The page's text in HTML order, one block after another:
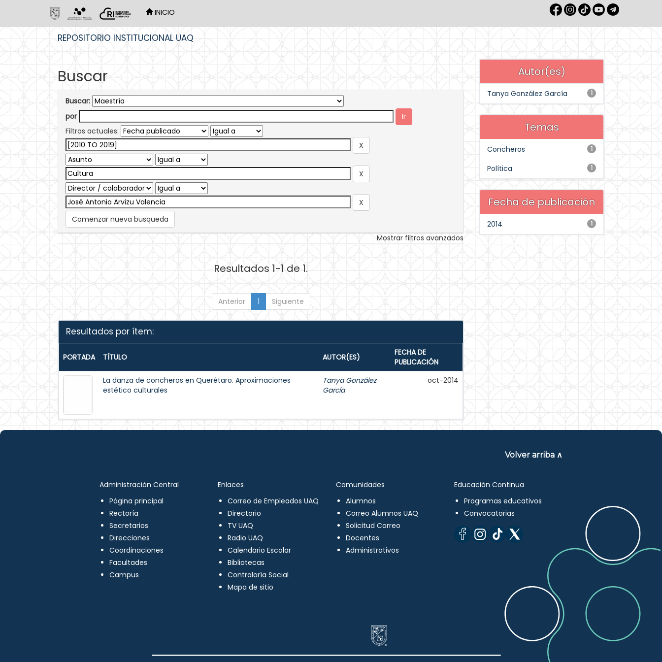
INICIO
REPOSITORIO INSTITUCIONAL UAQ
Buscar
Buscar:
por
Filtros actuales:
Comenzar nueva busqueda
Mostrar filtros avanzados
Resultados 1-1 de 1.
Anterior 1 Siguiente
Resultados por ítem:
PORTADA TÍTULO AUTOR(ES)
FECHA DE
PUBLICACIÓN
La danza de concheros en Querétaro. Aproximaciones
estético culturales
Tanya González
García
oct-2014
Autor(es)
1
Tanya González García
Temas
1
Concheros
1
Política
Fecha de publicación
1
2014
Volver arriba ∧
Administración Central
Página principal
Rectoría
Secretarios
Direcciones
Coordinaciones
Facultades
Campus
Enlaces
Correo de Empleados UAQ
Directorio
TV UAQ
Radio UAQ
Calendario Escolar
Bibliotecas
Contraloría Social
Mapa de sitio
Comunidades
Alumnos
Correo Alumnos UAQ
Solicitud Correo
Docentes
Administrativos
Educación Continua
Programas educativos
Convocatorias